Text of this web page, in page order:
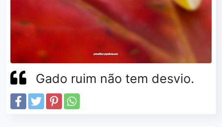
Gado ruim não tem desvio.